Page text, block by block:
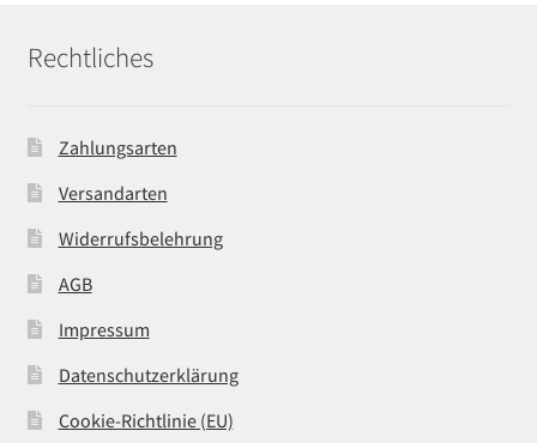
Rechtliches
Zahlungsarten
Versandarten
Widerrufsbelehrung
AGB
Impressum
Datenschutzerklärung
Cookie-Richtlinie (EU)